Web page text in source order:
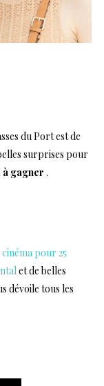
du Portest de
surprises pour
à gagner .
pour 25
et de belles
dévoile tous les